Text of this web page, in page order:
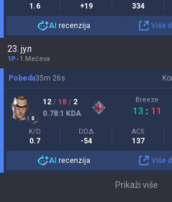
1.6 +19 334
AI recenzija Više
23. јул
1P 1 Mečeva
Pobeda35m 26s
12 / 18 / 2
0.78:1 KDA
Breeze
13 : 11
K/D
0.7
DDΔ
-54
ACS
137
AI recenzija Više
Prikaži više